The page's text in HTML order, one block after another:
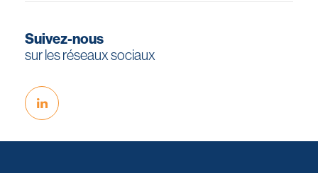
Suivez-nous
sur les réseaux sociaux